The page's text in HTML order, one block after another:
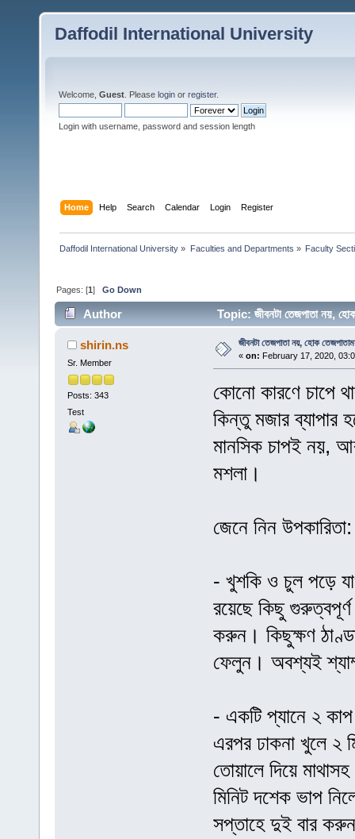
Daffodil International University
Welcome, Guest . Please login or register.
Login with username, password and session length
Home Help Search Calendar Login Register
Daffodil International University » Faculties and Departments » Faculty
Pages: [1]Go Down
Author Topic: জীবনটা তেজপাতা নয়,
shirin.ns
Sr. Member
Posts: 343
Test
জীবনটা তেজপাতা নয়, হোক
« on: February 17, 2020,
কোনো কারণে চাপে
কিন্তু মজার ব্যাপার
মানসিক চাপই নয়,
মশলা।
জেনে নিন উপকারিতা:
- খুশকি ও চুল পড়ে
রয়েছে কিছু
করুন। কিছুক্ষণ
ফেলুন। অবশ্যই
- একটি প্যানে ২
এরপর ঢাকনা খুলে ২
তোয়ালে দিয়ে
মিনিট দশেক ভাপ
সপ্তাহে দুই বার